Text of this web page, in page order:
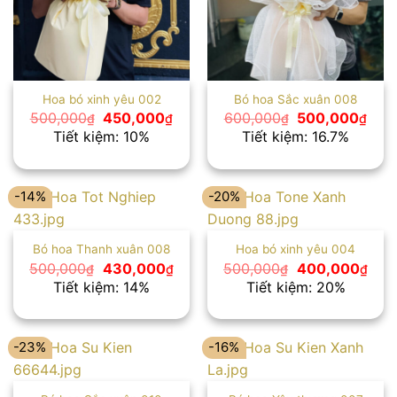
Hoa bó xinh yêu 002
500,000₫ Giá
gốc
là:
450,000₫Giá
là:
450,000₫.
Tiết kiệm: 10%
Bó hoa Sắc xuân 008
600,000₫
Giá
gốc
là:
500,000₫Giá
là:
Tiết kiệm: 16.7%
-14%
Bó hoa Thanh xuân 008
500,000₫ Giá
gốc
là:
430,000₫Giá
hiện
là:
430,000₫.
Tiết kiệm: 14%
-20%
Hoa bó xinh yêu 004
500,000₫ Giá
gốc
là:
400,000₫Giá
hiện
là:
Tiết kiệm: 20%
-23% -16%